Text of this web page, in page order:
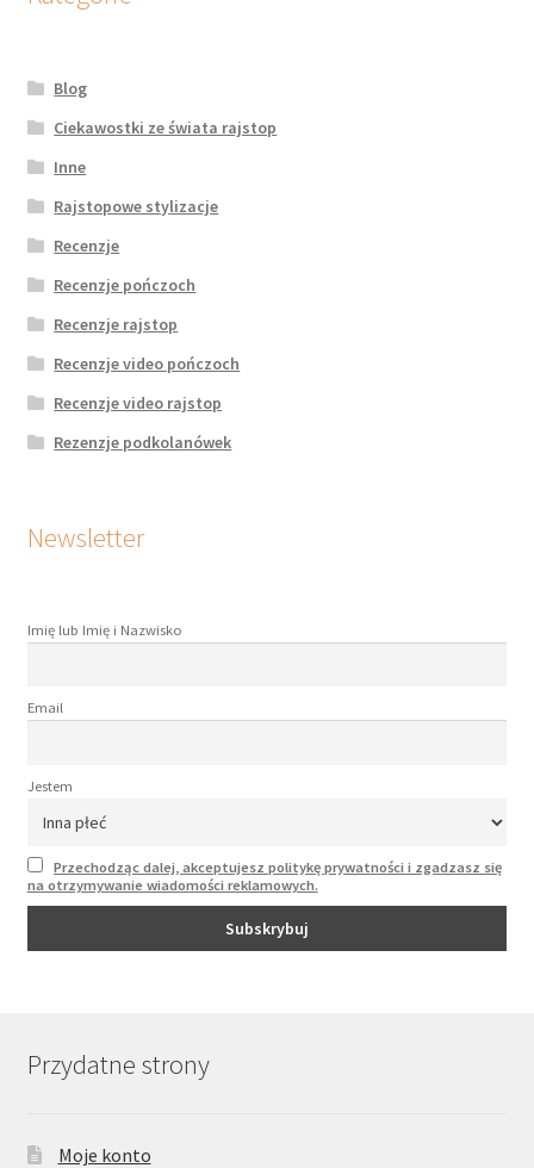
Blog
Ciekawostki ze świata rajstop
Inne
Rajstopowe stylizacje
Recenzje
Recenzje pończoch
Recenzje rajstop
Recenzje video pończoch
Recenzje video rajstop
Rezenzje podkolanówek
Newsletter
Imię lub Imię i Nazwisko
Email
Jestem
Przechodząc dalej, akceptujesz politykę prywatności i zgadzasz się
na otrzymywanie wiadomości reklamowych.
Przydatne strony
Moje konto